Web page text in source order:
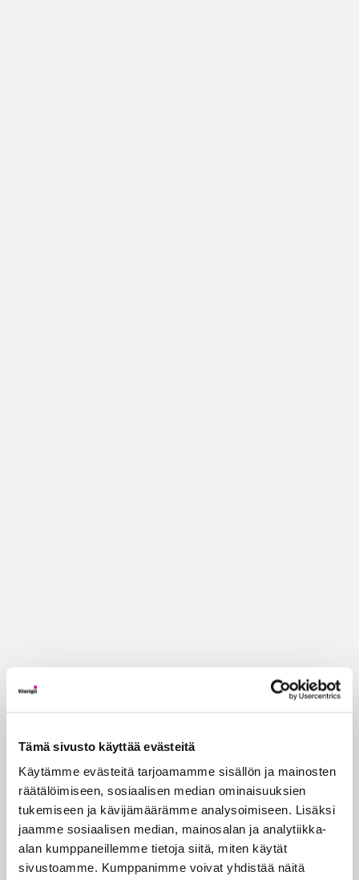
Tämä sivusto käyttää evästeitä
Käytämme evästeitä tarjoamamme sisällön ja mainosten
räätälöimiseen, sosiaalisen median ominaisuuksien
tukemiseen ja kävijämäärämme analysoimiseen. Lisäksi
jaamme sosiaalisen median, mainosalan ja analytiikka-
alan kumppaneillemme tietoja siitä, miten käytät
sivustoamme. Kumppanimme voivat yhdistää näitä